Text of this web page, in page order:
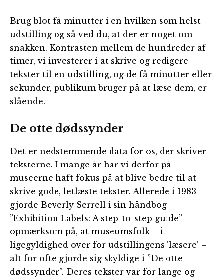
Brug blot få minutter i en hvilken som helst
udstilling og så ved du, at der er noget om
snakken. Kontrasten mellem de hundreder af
timer, vi investerer i at skrive og redigere
tekster til en udstilling, og de få minutter eller
sekunder, publikum bruger på at læse dem, er
slående.
De otte dødssynder
Det er nedstemmende data for os, der skriver
teksterne. I mange år har vi derfor på
museerne haft fokus på at blive bedre til at
skrive gode, letlæste tekster. Allerede i 1983
gjorde Beverly Serrell i sin håndbog
”Exhibition Labels: A step-to-step guide”
opmærksom på, at museumsfolk – i
ligegyldighed over for udstillingens ’læsere’ –
alt for ofte gjorde sig skyldige i ”De otte
dødssynder”. Deres tekster var for lange og